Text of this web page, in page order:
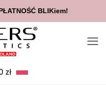
zł
BLIKiem!